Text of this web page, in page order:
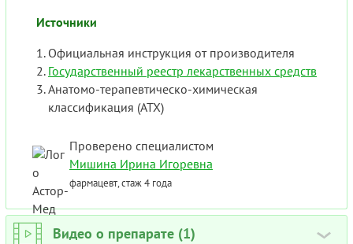
Источники
Официальная инструкция от производителя
Государственный реестр лекарственных средств
Анатомо-терапевтическо-химическая
классификация (ATX)
Проверено специалистом
Мишина Ирина Игоревна
фармацевт, стаж 4 года
Видео о препарате (1) ›